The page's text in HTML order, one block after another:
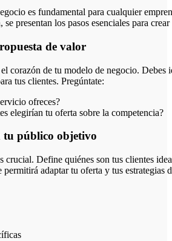
es fundamental para cualquier
presentan los pasos esenciales para
de valor
corazón de tu modelo de negocio.
tus clientes. Pregúntate:
ofreces?
elegirían tu oferta sobre la competencia?
tu público objetivo
crucial. Define quiénes son tus clientes
permitirá adaptar tu oferta y tus estrategias